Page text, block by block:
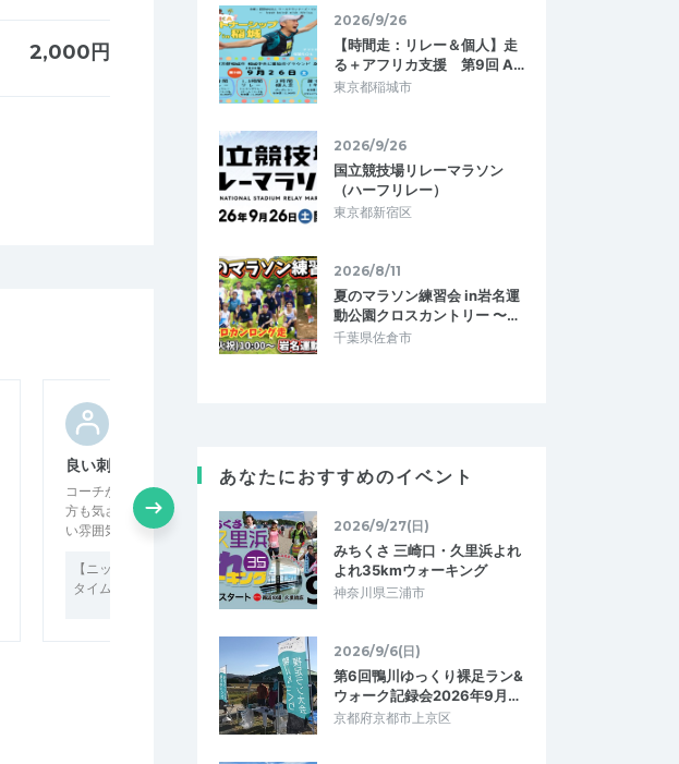
2,000円
良い刺激になりました
コーチが優しく指導してくれて、参加者の
方も気さくな方ばかりで和気藹々とした良
い雰囲気でした。 トライアルでは、皆さ…
【ニッポンランナーズ主催】トラックで
タイム計測
2022/3/20
2026/9/26
【時間走：リレー＆個人】走
る＋アフリカ支援 第9回 A…
東京都稲城市
2026/9/26
国立競技場リレーマラソン
（ハーフリレー）
東京都新宿区
2026/8/11
夏のマラソン練習会 in岩名運
動公園クロスカントリー 〜…
千葉県佐倉市
あなたにおすすめのイベント
2026/9/27(日)
みちくさ 三崎口・久里浜よれ
よれ35kmウォーキング
神奈川県三浦市
2026/9/6(日)
第6回鴨川ゆっくり裸足ラン&
ウォーク記録会2026年9月…
京都府京都市上京区